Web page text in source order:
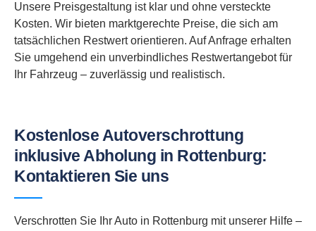
Unsere Preisgestaltung ist klar und ohne versteckte
Kosten. Wir bieten marktgerechte Preise, die sich am
tatsächlichen Restwert orientieren. Auf Anfrage erhalten
Sie umgehend ein unverbindliches Restwertangebot für
Ihr Fahrzeug – zuverlässig und realistisch.
Kostenlose Autoverschrottung
inklusive Abholung in Rottenburg:
Kontaktieren Sie uns
Verschrotten Sie Ihr Auto in Rottenburg mit unserer Hilfe –